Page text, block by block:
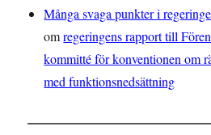
Många svaga punkter i
omregeringens rapport till
kommitté för konventionen om
med funktionsnedsättning